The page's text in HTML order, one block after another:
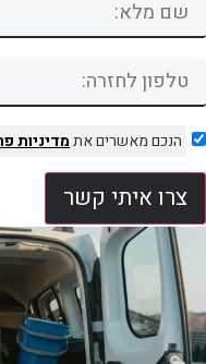
הנכם מאשרים אתמדיניות
צרו איתי קשר